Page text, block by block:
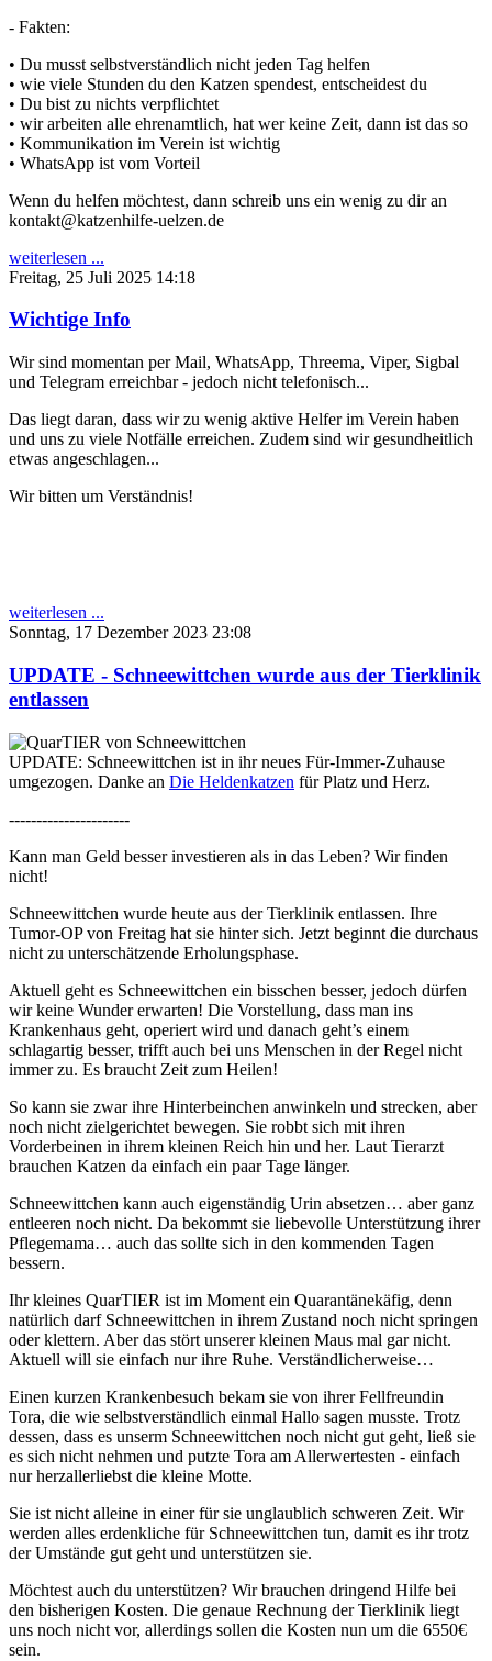
- Fakten:
• Du musst selbstverständlich nicht jeden Tag helfen
• wie viele Stunden du den Katzen spendest, entscheidest du
• Du bist zu nichts verpflichtet
• wir arbeiten alle ehrenamtlich, hat wer keine Zeit, dann ist das so
• Kommunikation im Verein ist wichtig
• WhatsApp ist vom Vorteil
Wenn du helfen möchtest, dann schreib uns ein wenig zu dir an
kontakt@katzenhilfe-uelzen.de
weiterlesen ...
Freitag, 25 Juli 2025 14:18
Wichtige Info
Wir sind momentan per Mail, WhatsApp, Threema, Viper, Sigbal
und Telegram erreichbar - jedoch nicht telefonisch...
Das liegt daran, dass wir zu wenig aktive Helfer im Verein haben
und uns zu viele Notfälle erreichen. Zudem sind wir gesundheitlich
etwas angeschlagen...
Wir bitten um Verständnis!
weiterlesen ...
Sonntag, 17 Dezember 2023 23:08
UPDATE - Schneewittchen wurde aus der Tierklinik
entlassen
UPDATE: Schneewittchen ist in ihr neues Für-Immer-Zuhause
umgezogen. Danke an Die Heldenkatzen für Platz und Herz.
----------------------
Kann man Geld besser investieren als in das Leben? Wir finden
nicht!
Schneewittchen wurde heute aus der Tierklinik entlassen. Ihre
Tumor-OP von Freitag hat sie hinter sich. Jetzt beginnt die durchaus
nicht zu unterschätzende Erholungsphase.
Aktuell geht es Schneewittchen ein bisschen besser, jedoch dürfen
wir keine Wunder erwarten! Die Vorstellung, dass man ins
Krankenhaus geht, operiert wird und danach geht’s einem
schlagartig besser, trifft auch bei uns Menschen in der Regel nicht
immer zu. Es braucht Zeit zum Heilen!
So kann sie zwar ihre Hinterbeinchen anwinkeln und strecken, aber
noch nicht zielgerichtet bewegen. Sie robbt sich mit ihren
Vorderbeinen in ihrem kleinen Reich hin und her. Laut Tierarzt
brauchen Katzen da einfach ein paar Tage länger.
Schneewittchen kann auch eigenständig Urin absetzen… aber ganz
entleeren noch nicht. Da bekommt sie liebevolle Unterstützung ihrer
Pflegemama… auch das sollte sich in den kommenden Tagen
bessern.
Ihr kleines QuarTIER ist im Moment ein Quarantänekäfig, denn
natürlich darf Schneewittchen in ihrem Zustand noch nicht springen
oder klettern. Aber das stört unserer kleinen Maus mal gar nicht.
Aktuell will sie einfach nur ihre Ruhe. Verständlicherweise…
Einen kurzen Krankenbesuch bekam sie von ihrer Fellfreundin
Tora, die wie selbstverständlich einmal Hallo sagen musste. Trotz
dessen, dass es unserm Schneewittchen noch nicht gut geht, ließ sie
es sich nicht nehmen und putzte Tora am Allerwertesten - einfach
nur herzallerliebst die kleine Motte.
Sie ist nicht alleine in einer für sie unglaublich schweren Zeit. Wir
werden alles erdenkliche für Schneewittchen tun, damit es ihr trotz
der Umstände gut geht und unterstützen sie.
Möchtest auch du unterstützen? Wir brauchen dringend Hilfe bei
den bisherigen Kosten. Die genaue Rechnung der Tierklinik liegt
uns noch nicht vor, allerdings sollen die Kosten nun um die 6550€
sein.